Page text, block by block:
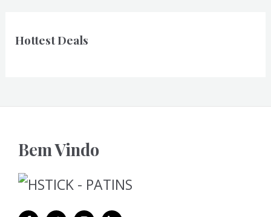
Hottest Deals
Bem Vindo